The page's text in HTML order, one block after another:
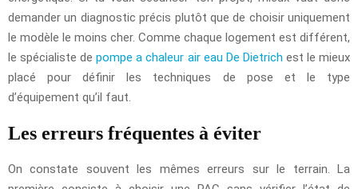
demander un diagnostic précis plutôt que de choisir uniquement
le modèle le moins cher. Comme chaque logement est différent,
le spécialiste depompe a chaleur air eau De Dietrich est le mieux
placé pour définir les techniques de pose et le type
d’équipement qu’il faut.
Les erreurs fréquentes à éviter
On constate souvent les mêmes erreurs sur le terrain. La